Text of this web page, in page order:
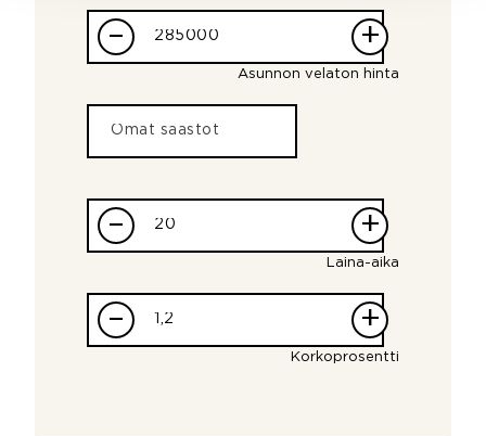
– +
Asunnon velaton hinta
– +
Laina-aika
– +
Korkoprosentti